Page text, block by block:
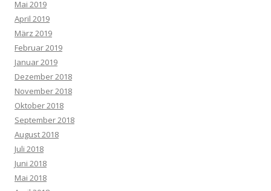
Mai 2019
April 2019
März 2019
Februar 2019
Januar 2019
Dezember 2018
November 2018
Oktober 2018
September 2018
August 2018
Juli 2018
Juni 2018
Mai 2018